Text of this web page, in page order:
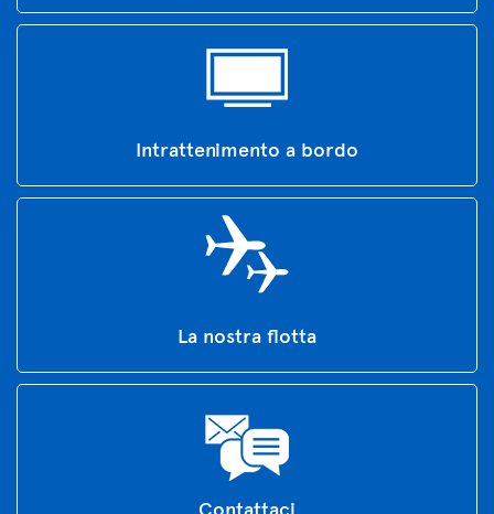
Intrattenimento a bordo
La nostra flotta
Contattaci